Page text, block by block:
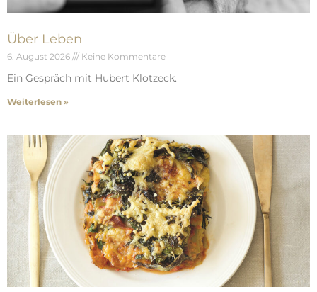
Über Leben
6. August 2026 Keine Kommentare
Ein Gespräch mit Hubert Klotzeck.
Weiterlesen »